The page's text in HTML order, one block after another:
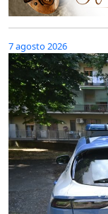
7 agosto 2026